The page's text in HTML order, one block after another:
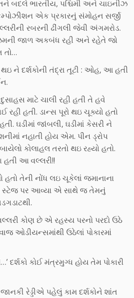
બદલે ભારતીય, પશ્ચિમી અને ચાઇનીઝ
એક પ્રકારનું સંમોહન સર્જી
રબરની ઢીંગલી જેવી અંગમરોડ.
જાળ અકબંધ રહી અને રહેતે જો
તો…
ને દર્શકોની તંદ્રા તૂટી : ઓહ, આ હતી
માટે ચાલી રહી હતી તે હવે
રહી હતી. ડાન્સ પૂરો થઇ ચૂક્યો હતો
ઘડીમાં જાંબલી, ઘડીમાં કેસરી ને
નહાતી હોય એમ. પીન ડ્રોપ
કોલાહલ તરતો થઇ રહ્યો હતો.
હતી આ વલ્લરી!!
હતો તેની નોંધ લઇ ચૂકેલાં જમાનાના
સ્ટેજ પર આવ્યા એ સાથે જ તેમનું
કોણ છે એ રહસ્ય પરનો પરદો ઉઠે
ઓડીયન્સમાંથી ઉઠેલાં પોકારમાં
દર્શકો કોઈ મંત્રમુગ્ધ હોય તેમ પોકારી
રેડ્ડીએ પહેલું કામ દર્શકોને શાંત